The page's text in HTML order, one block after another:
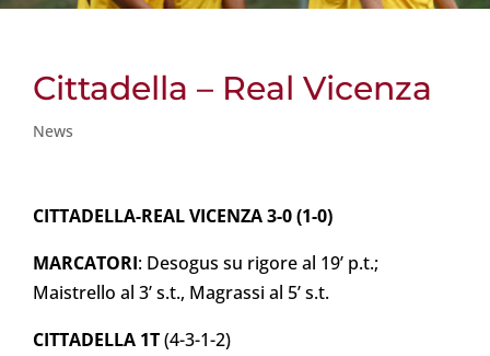
Cittadella – Real Vicenza
News
CITTADELLA-REAL VICENZA 3-0 (1-0)
MARCATORI: Desogus su rigore al 19’ p.t.;
Maistrello al 3’ s.t., Magrassi al 5’ s.t.
CITTADELLA 1T(4-3-1-2)